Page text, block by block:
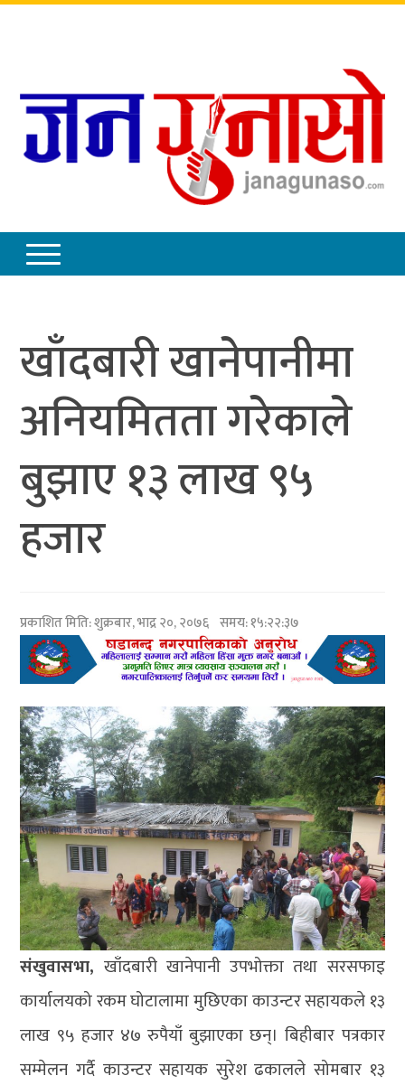
खाँदबारी खानेपानीमा
अनियमितता गरेकाले
बुझाए १३ लाख ९५
हजार
प्रकाशित मिति:शुक्रबार, भाद्र २०, २०७६ समय: १५:२२:३७
संखुवासभा, खाँदबारी खानेपानी उपभोक्ता तथा सरसफाइ
कार्यालयको रकम घोटालामा मुछिएका काउन्टर सहायकले १३
लाख ९५ हजार ४७ रुपैयाँ बुझाएका छन्। बिहीबार पत्रकार
सम्मेलन गर्दै काउन्टर सहायक सुरेश ढकालले सोमबार १३